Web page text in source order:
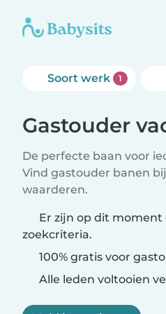
Soort werk 1
Gastouder
De perfecte baan voor
Vind gastouder banen
waarderen.
Er zijn op dit
zoekcriteria.
100% gratis voor
Alle leden voltooien